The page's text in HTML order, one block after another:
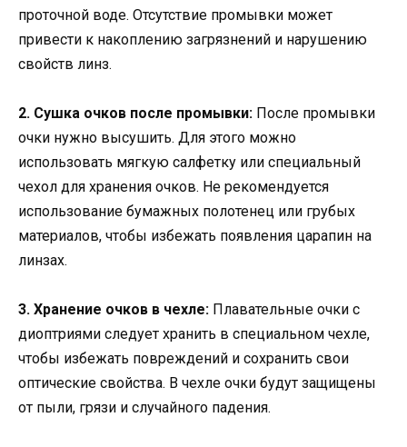
проточной воде. Отсутствие промывки может
привести к накоплению загрязнений и нарушению
свойств линз.
2. Сушка очков после промывки: После промывки
очки нужно высушить. Для этого можно
использовать мягкую салфетку или специальный
чехол для хранения очков. Не рекомендуется
использование бумажных полотенец или грубых
материалов, чтобы избежать появления царапин на
линзах.
3. Хранение очков в чехле: Плавательные очки с
диоптриями следует хранить в специальном чехле,
чтобы избежать повреждений и сохранить свои
оптические свойства. В чехле очки будут защищены
от пыли, грязи и случайного падения.